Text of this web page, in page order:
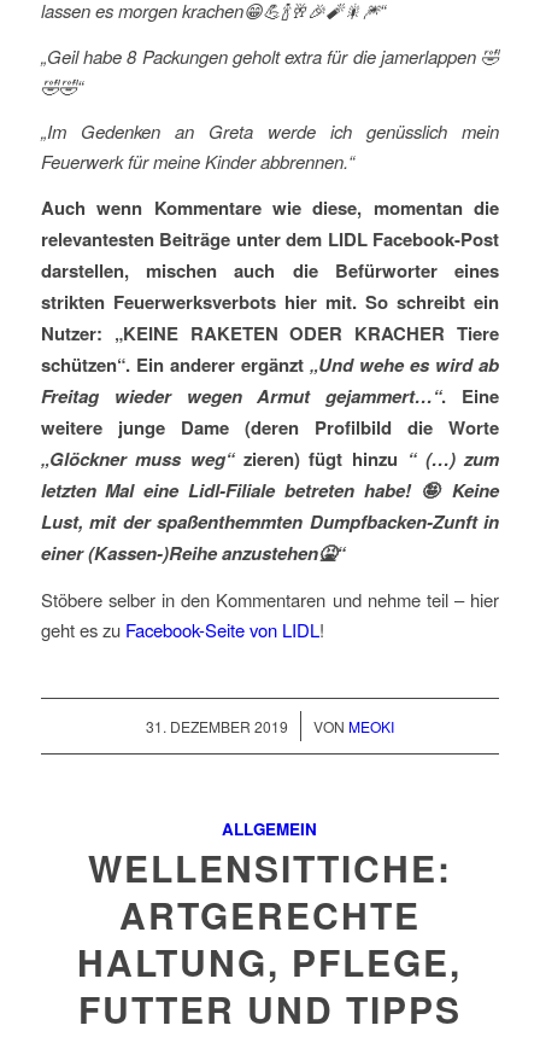
lassen es morgen krachen😁💪🍾🥂🎉🧨🎇🎆“
„Geil habe 8 Packungen geholt extra für die jamerlappen 🤣
🤣🤣“
„Im Gedenken an Greta werde ich genüsslich mein
Feuerwerk für meine Kinder abbrennen.“
Auch wenn Kommentare wie diese, momentan die
relevantesten Beiträge unter dem LIDL Facebook-Post
darstellen, mischen auch die Befürworter eines
strikten Feuerwerksverbots hier mit. So schreibt ein
Nutzer: „KEINE RAKETEN ODER KRACHER Tiere
schützen“. Ein anderer ergänzt „Und wehe es wird ab
Freitag wieder wegen Armut gejammert…“. Eine
weitere junge Dame (deren Profilbild die Worte
„Glöckner muss weg“zieren) fügt hinzu “ (…) zum
letzten Mal eine Lidl-Filiale betreten habe! 🤪 Keine
Lust, mit der spaßenthemmten Dumpfbacken-Zunft in
einer (Kassen-)Reihe anzustehen🤮“
Stöbere selber in den Kommentaren und nehme teil – hier
geht es zu Facebook-Seite von LIDL!
31. DEZEMBER 2019
/ VON MEOKI
ALLGEMEIN
WELLENSITTICHE:
ARTGERECHTE
HALTUNG, PFLEGE,
FUTTER UND TIPPS